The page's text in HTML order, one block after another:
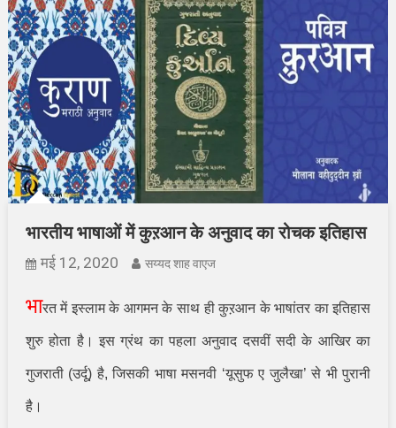
भारतीय भाषाओं में कुऱआन के अनुवाद का रोचक इतिहास
मई 12, 2020 सय्यद शाह वाएज
भारत में इस्लाम के आगमन के साथ ही कुऱआन के भाषांतर का इतिहास
शुरु होता है। इस ग्रंथ का पहला अनुवाद दसवीं सदी के आखिर का
गुजराती (उर्दू) है,जिसकी भाषा मसनवी ‘यूसुफ ए जुलैखा’से भी पुरानी
है।